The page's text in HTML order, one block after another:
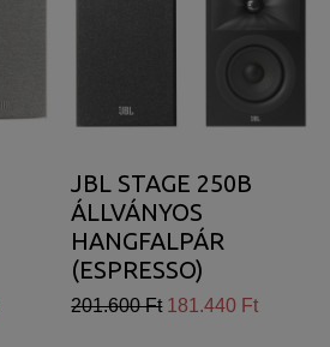
JBL STAGE 250B
ÁLLVÁNYOS
HANGFALPÁR
(ESPRESSO)
201.600 Ft 181.440 Ft